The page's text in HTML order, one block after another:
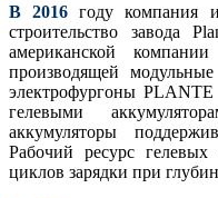
В 2016году компания
строительство завода
американской
производящей
электрофургоны
гелевыми
аккумуляторы
Рабочий ресурс гелевых
циклов зарядки при